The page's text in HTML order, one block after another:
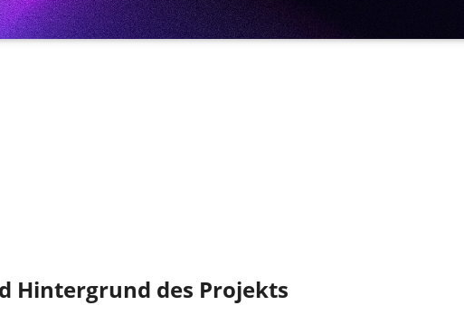
Hintergrund des Projekts